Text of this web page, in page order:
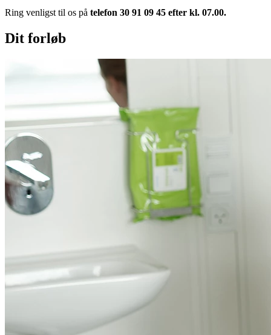
Ring venligst til os på telefon 30 91 09 45 efter kl. 07.00.
Dit forløb